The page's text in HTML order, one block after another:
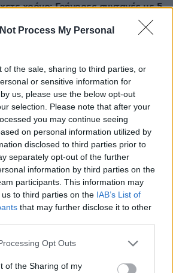
Process My Personal
of the sale, sharing to third parties, or
or sensitive information for
us, please use the below opt-out
selection. Please note that after your
you may continue seeing
on personal information utilized by
disclosed to third parties prior to
separately opt-out of the further
information by third parties on the
participants. This information may
to third parties on the IAB’s List of
that may further disclose it to other
website/app uses one or more Google
or usage behaviour. You may click to
Opt Outs
of the Sharing of my
χρόνο; Γρήγορες συνταγές με 5
νέο πρόεδρο της Κολομβίας με
για την ασφάλεια
- Τι τρώμε σήμερα Σάββατο
της δεκαετίας η αποψίλωση
κατά 37% σε έναν χρόνο
στη Μποτσουάνα: Ιπποπόταμος
ντομάτα και ανθότυρο